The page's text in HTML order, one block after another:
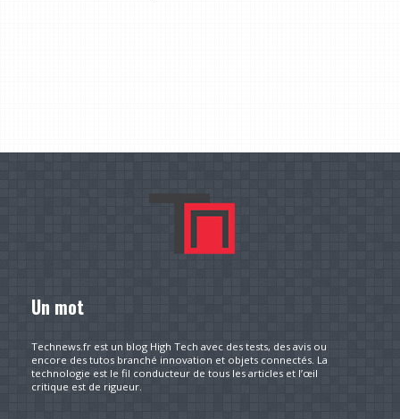
Un mot
Technews.fr est un blog High Tech avec des tests, des avis ou
encore des tutos branché innovation et objets connectés. La
technologie est le fil conducteur de tous les articles et l’œil
critique est de rigueur.